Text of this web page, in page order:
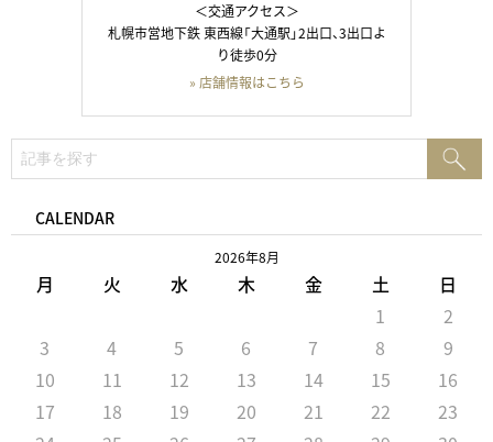
＜交通アクセス＞
札幌市営地下鉄 東西線「大通駅」2出口、3出口よ
り徒歩0分
» 店舗情報はこちら
索:
CALENDAR
2026年8月
月 火 水 木 金 土 日
1
2
3
4 5 6 7 8
9
10
11 12 13 14 15
16
17
18 19 20 21 22
23